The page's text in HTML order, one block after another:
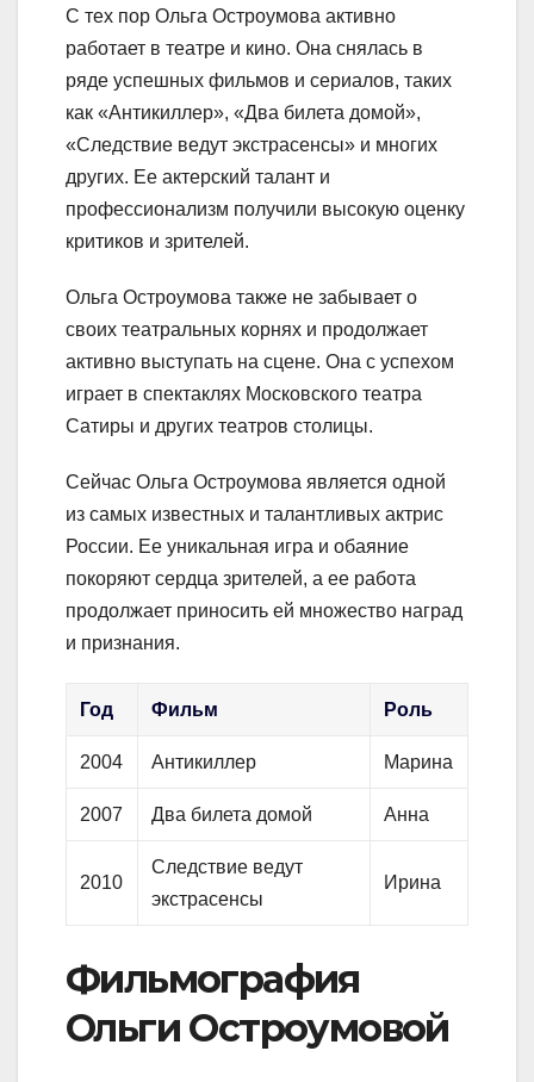
С тех пор Ольга Остроумова активно
работает в театре и кино. Она снялась в
ряде успешных фильмов и сериалов, таких
как «Антикиллер», «Два билета домой»,
«Следствие ведут экстрасенсы» и многих
других. Ее актерский талант и
профессионализм получили высокую оценку
критиков и зрителей.
Ольга Остроумова также не забывает о
своих театральных корнях и продолжает
активно выступать на сцене. Она с успехом
играет в спектаклях Московского театра
Сатиры и других театров столицы.
Сейчас Ольга Остроумова является одной
из самых известных и талантливых актрис
России. Ее уникальная игра и обаяние
покоряют сердца зрителей, а ее работа
продолжает приносить ей множество наград
и признания.
Год Фильм Роль
2004 Антикиллер Марина
2007 Два билета домой Анна
2010
Следствие ведут
экстрасенсы
Ирина
Фильмография
Ольги Остроумовой